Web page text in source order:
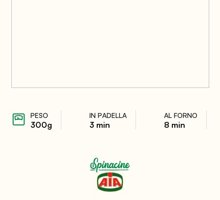
PESO
300g
IN PADELLA
3 min
AL FORNO
8 min